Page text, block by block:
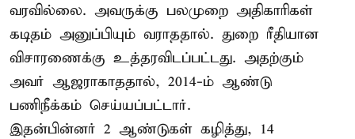
வரவில்லை. அவருக்கு பலமுறை அதிகாரிகள்
கடிதம் அனுப்பியும் வராததால். துறை ரீதியான
விசாரணைக்கு உத்தரவிடப்பட்டது. அதற்கும்
அவர் ஆஜராகாததால், 2014-ம் ஆண்டு
பணிநீக்கம் செய்யப்பட்டார்.
இதன்பின்னர் 2 ஆண்டுகள் கழித்து, 14